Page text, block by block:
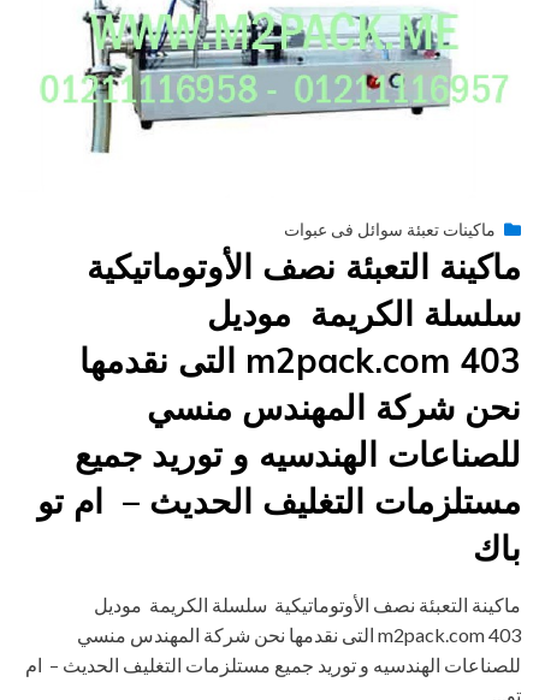
byengmansyPosted
يونيو 28, 2015
ماكينات تعبئة سوائل فى عبوات
ماكينة التعبئة نصف الأوتوماتيكية
سلسلة الكريمة موديل
403 m2pack.com التى نقدمها
نحن شركة المهندس منسي
للصناعات الهندسيه و توريد جميع
مستلزمات التغليف الحديث – ام تو
باك
ماكينة التعبئة نصف الأوتوماتيكية سلسلة الكريمة موديل
403 m2pack.com التى نقدمها نحن شركة المهندس منسي
للصناعات الهندسيه و توريد جميع مستلزمات التغليف الحديث – ام
تو…